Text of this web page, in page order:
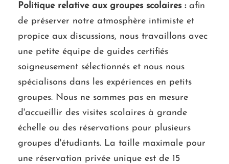
Politique relative aux groupes scolaires :afin
de préserver notre atmosphère intimiste et
propice aux discussions, nous travaillons avec
une petite équipe de guides certifiés
soigneusement sélectionnés et nous nous
spécialisons dans les expériences en petits
groupes. Nous ne sommes pas en mesure
d'accueillir des visites scolaires à grande
échelle ou des réservations pour plusieurs
groupes d'étudiants. La taille maximale pour
une réservation privée unique est de 15